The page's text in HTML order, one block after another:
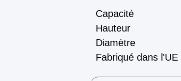
Capacité
Hauteur
Diamètre
Fabriqué dans l'UE